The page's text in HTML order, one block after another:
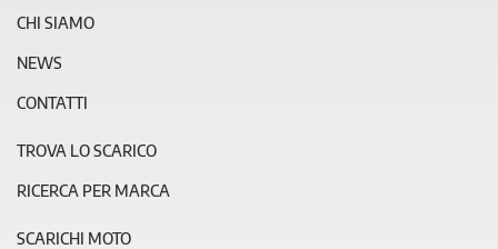
CHI SIAMO
NEWS
CONTATTI
TROVA LO SCARICO
RICERCA PER MARCA
SCARICHI MOTO